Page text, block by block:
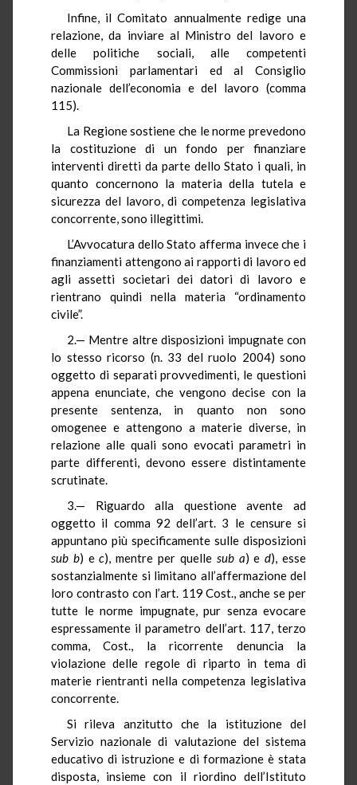
Infine, il Comitato annualmente redige una
relazione, da inviare al Ministro del lavoro e
delle politiche sociali, alle competenti
Commissioni parlamentari ed al Consiglio
nazionale dell’economia e del lavoro (comma
115).
La Regione sostiene che le norme prevedono
la costituzione di un fondo per finanziare
interventi diretti da parte dello Stato i quali, in
quanto concernono la materia della tutela e
sicurezza del lavoro, di competenza legislativa
concorrente, sono illegittimi.
L’Avvocatura dello Stato afferma invece che i
finanziamenti attengono ai rapporti di lavoro ed
agli assetti societari dei datori di lavoro e
rientrano quindi nella materia “ordinamento
civile”.
2.— Mentre altre disposizioni impugnate con
lo stesso ricorso (n. 33 del ruolo 2004) sono
oggetto di separati provvedimenti, le questioni
appena enunciate, che vengono decise con la
presente sentenza, in quanto non sono
omogenee e attengono a materie diverse, in
relazione alle quali sono evocati parametri in
parte differenti, devono essere distintamente
scrutinate.
3.— Riguardo alla questione avente ad
oggetto il comma 92 dell’art. 3 le censure si
appuntano più specificamente sulle disposizioni
sub b) ec), mentre per quelle sub a) ed), esse
sostanzialmente si limitano all’affermazione del
loro contrasto con l’art. 119 Cost., anche se per
tutte le norme impugnate, pur senza evocare
espressamente il parametro dell’art. 117, terzo
comma, Cost., la ricorrente denuncia la
violazione delle regole di riparto in tema di
materie rientranti nella competenza legislativa
concorrente.
Si rileva anzitutto che la istituzione del
Servizio nazionale di valutazione del sistema
educativo di istruzione e di formazione è stata
disposta, insieme con il riordino dell’Istituto